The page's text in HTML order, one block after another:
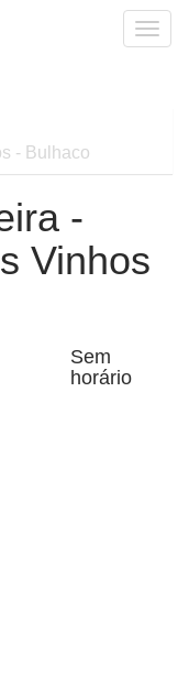
- Bulhaco
-
Vinhos
Sem
horário